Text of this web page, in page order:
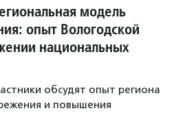
модель
опыт Вологодской
национальных
обсудят опыт региона
и повышения